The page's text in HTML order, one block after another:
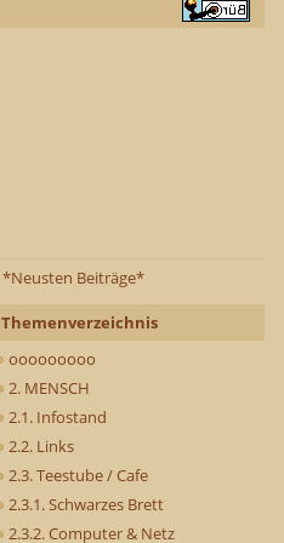
*Neusten Beiträge*
Themenverzeichnis
ooooooooo
2. MENSCH
2.1. Infostand
2.2. Links
2.3. Teestube / Cafe
2.3.1. Schwarzes Brett
2.3.2. Computer & Netz